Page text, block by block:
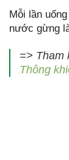
Mỗi lần
nước gừng
=> Tham
Thông